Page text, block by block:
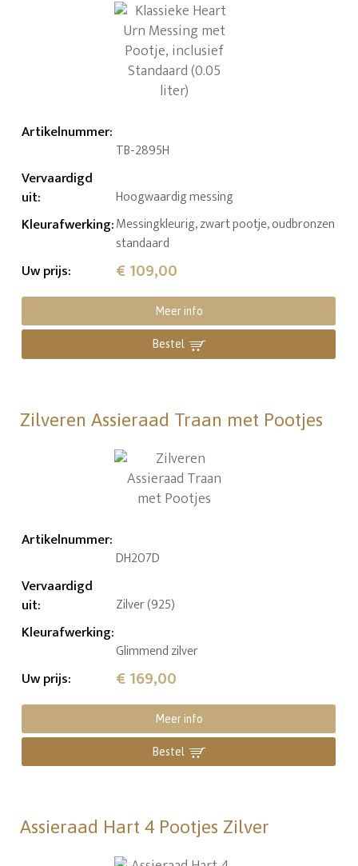
Artikelnummer:
TB-2895H
Vervaardigd
uit: Hoogwaardig messing
Kleurafwerking:Messingkleurig, zwart pootje, oudbronzen
standaard
Uw prijs: € 109,00
Meer info
Bestel
Zilveren Assieraad Traan met Pootjes
Artikelnummer:
DH207D
Vervaardigd
uit: Zilver (925)
Kleurafwerking:
Glimmend zilver
Uw prijs: € 169,00
Meer info
Bestel
Assieraad Hart 4 Pootjes Zilver